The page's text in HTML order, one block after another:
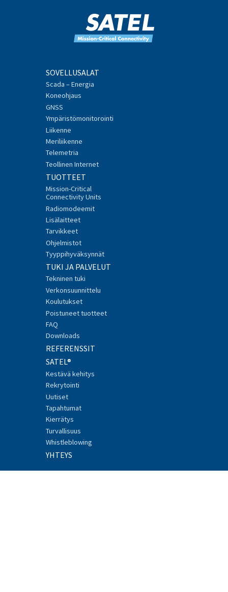
SOVELLUSALAT
Scada – Energia
Koneohjaus
GNSS
Ympäristömonitorointi
Liikenne
Meriliikenne
Telemetria
Teollinen Internet
TUOTTEET
Mission-Critical
Connectivity Units
Radiomodeemit
Lisälaitteet
Tarvikkeet
Ohjelmistot
Tyyppihyväksynnät
TUKI JA PALVELUT
Tekninen tuki
Verkonsuunnittelu
Koulutukset
Poistuneet tuotteet
FAQ
Downloads
REFERENSSIT
SATEL®
Kestävä kehitys
Rekrytointi
Uutiset
Tapahtumat
Kierrätys
Turvallisuus
Whistleblowing
YHTEYS